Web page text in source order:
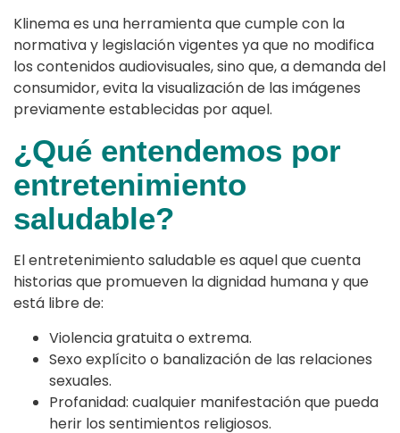
Klinema es una herramienta que cumple con la
normativa y legislación vigentes ya que no modifica
los contenidos audiovisuales, sino que, a demanda del
consumidor, evita la visualización de las imágenes
previamente establecidas por aquel.
¿Qué entendemos por
entretenimiento
saludable?
El entretenimiento saludable es aquel que cuenta
historias que promueven la dignidad humana y que
está libre de:
Violencia gratuita o extrema.
Sexo explícito o banalización de las relaciones
sexuales.
Profanidad: cualquier manifestación que pueda
herir los sentimientos religiosos.